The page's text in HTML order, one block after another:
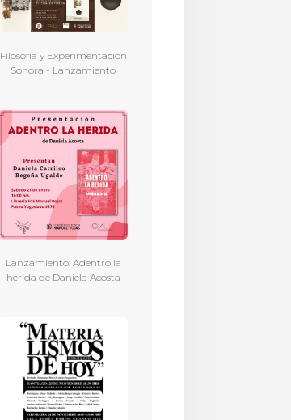
Filosofía y Experimentación
Sonora - Lanzamiento
Lanzamiento: Adentro la
herida de Daniela Acosta